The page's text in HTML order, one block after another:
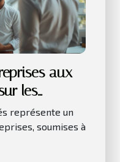
aux
les
représente un
soumises à